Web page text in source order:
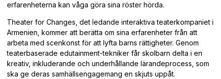
erfarenheterna kan våga göra sina röster hörda.
Theater for Changes, det ledande interaktiva teaterkompaniet i
Armenien, kommer att berätta om sina erfarenheter från att
arbeta med scenkonst för att lyfta barns rättigheter. Genom
teaterbaserade edutainment-tekniker får skolbarn delta i en
kreativ, inkluderande och underhållande lärandeprocess, som
ska ge deras samhällsengagemang en skjuts uppåt.